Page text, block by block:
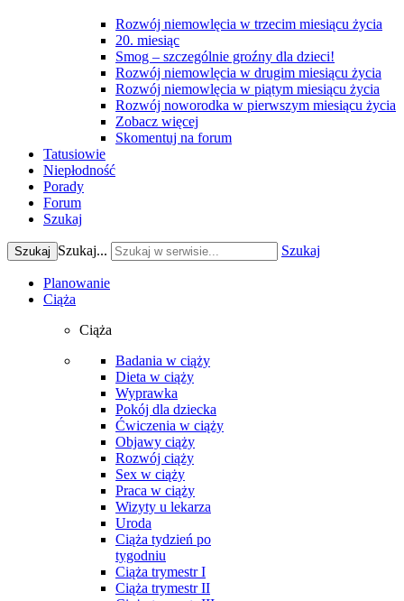
Rozwój niemowlęcia w trzecim miesiącu życia
20. miesiąc
Smog – szczególnie groźny dla dzieci!
Rozwój niemowlęcia w drugim miesiącu życia
Rozwój niemowlęcia w piątym miesiącu życia
Rozwój noworodka w pierwszym miesiącu życia
Zobacz więcej
Skomentuj na forum
Tatusiowie
Niepłodność
Porady
Forum
Szukaj
Szukaj Szukaj... Szukaj
Planowanie
Ciąża
Ciąża
Badania w ciąży
Dieta w ciąży
Wyprawka
Pokój dla dziecka
Ćwiczenia w ciąży
Objawy ciąży
Rozwój ciąży
Sex w ciąży
Praca w ciąży
Wizyty u lekarza
Uroda
Ciąża tydzień po
tygodniu
Ciąża trymestr I
Ciąża trymestr II